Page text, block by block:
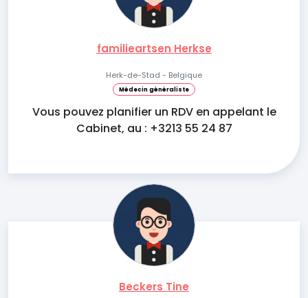
familieartsen Herkse
Herk-de-Stad - Belgique
Médecin généraliste
Vous pouvez planifier un RDV en appelant le
Cabinet, au : +3213 55 24 87
Beckers Tine